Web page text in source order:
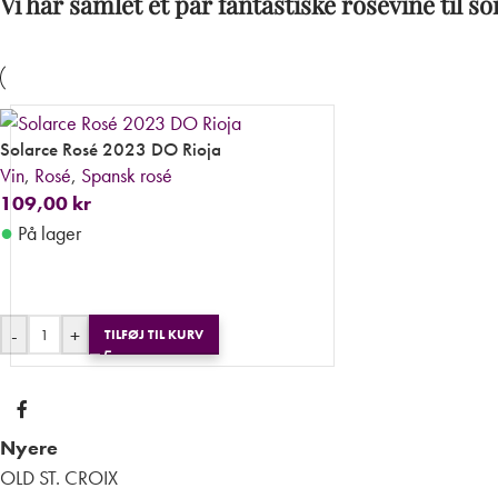
Solarce Rosé 2023 DO Rioja
Vin, Rosé, Spansk rosé
109,00 kr
● På lager
- + TILFØJ TIL KURV
Nyere
OLD ST. CROIX